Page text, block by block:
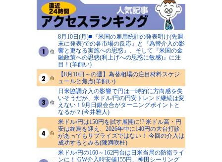
8月10日(月)■『米国の雇用統計の発表明け(先週
末に発表)での各市場の反応』と『為替介入の影
響と更なる実施への思惑』、そして『米国の金
融政策への思惑(利上げへの思惑に敏感)』に注
目！(羊飼い)
【8月10日～の週】為替相場の注目材料スケジ
ュールと焦点(羊飼い)
日米協調介入の影響で円は一時的に方向感を失
いそうだが、米ドル/円の円安トレンド継続は変
えない！9月日銀会合がターニングポイントと
なるか？(今井雅人)
米ドル/円は150円を試す展開に!? 米ドル高・円
安は終焉を迎え、2026年中に140円の大台打診
があってもサプライズではない！ 今回の介入は
成功するとみる(陳満咲杜)
米ドル/円の160～162円台は日米当局の防衛ライ
ンに！ GW介入時安値155円、神田シーリング